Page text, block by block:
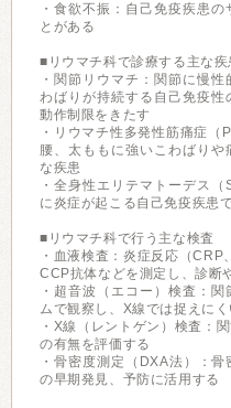
・食欲不振：自己免疫疾患
とがある
■リウマチ科で診療する主な疾
・関節リウマチ：関節に慢
わばりが持続する自己免疫
動作制限をきたす
・リウマチ性多発性筋痛症（
腰、太ももに強いこわばり
な疾患
・全身性エリテマトーデス
に炎症が起こる自己免疫疾患
■リウマチ科で行う主な検査
・血液検査：炎症反応（
CCP抗体などを測定し、診断
・超音波（エコー）検査：
ムで観察し、X線では捉えに
・X線（レントゲン）検査：
の有無を評価する
・骨密度測定（DXA法）：
の早期発見、予防に活用する